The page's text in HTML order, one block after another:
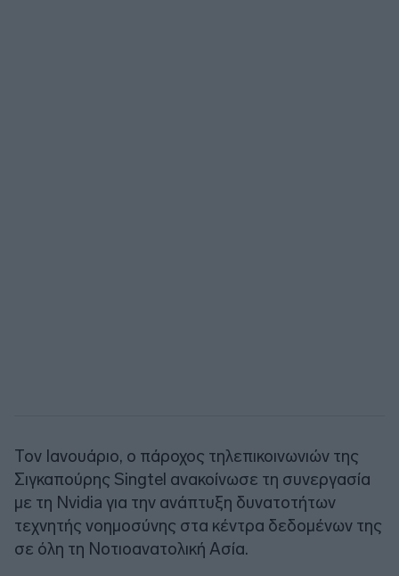
Τον Ιανουάριο, ο πάροχος τηλεπικοινωνιών της
Σιγκαπούρης Singtel ανακοίνωσε τη συνεργασία
με τη Nvidia για την ανάπτυξη δυνατοτήτων
τεχνητής νοημοσύνης στα κέντρα δεδομένων της
σε όλη τη Νοτιοανατολική Ασία.